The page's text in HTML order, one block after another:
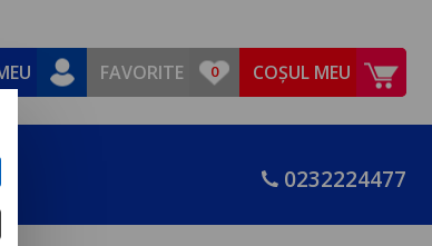
FAVORITE COȘUL MEU
0232224477